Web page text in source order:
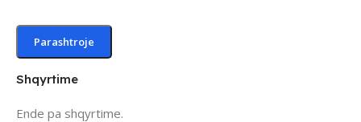
Shqyrtime
Ende pa shqyrtime.